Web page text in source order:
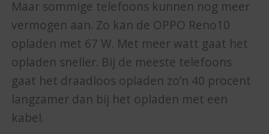
Maar sommige telefoons kunnen nog meer
vermogen aan. Zo kan de OPPO Reno10
opladen met 67 W. Met meer watt gaat het
opladen sneller. Bij de meeste telefoons
gaat het draadloos opladen zo’n 40 procent
langzamer dan bij het opladen met een
kabel.